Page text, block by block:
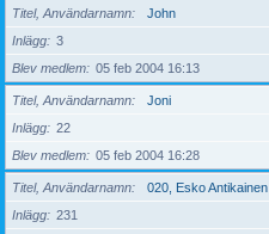
Titel, Användarnamn
John
Inlägg
3
Blev medlem
05 feb 2004 16:13
Titel, Användarnamn
Joni
Inlägg
22
Blev medlem
05 feb 2004 16:28
Titel, Användarnamn
020, Esko Antikainen
Inlägg
231